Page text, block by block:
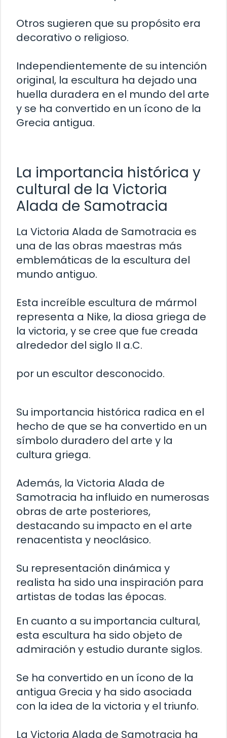
Otros sugieren que su propósito era
decorativo o religioso.
Independientemente de su intención
original, la escultura ha dejado una
huella duradera en el mundo del arte
y se ha convertido en un ícono de la
Grecia antigua.
La importancia histórica y
cultural de la Victoria
Alada de Samotracia
La Victoria Alada de Samotracia es
una de las obras maestras más
emblemáticas de la escultura del
mundo antiguo.
Esta increíble escultura de mármol
representa a Nike, la diosa griega de
la victoria, y se cree que fue creada
alrededor del siglo II a.C.
por un escultor desconocido.
Su importancia histórica radica en el
hecho de que se ha convertido en un
símbolo duradero del arte y la
cultura griega.
Además, la Victoria Alada de
Samotracia ha influido en numerosas
obras de arte posteriores,
destacando su impacto en el arte
renacentista y neoclásico.
Su representación dinámica y
realista ha sido una inspiración para
artistas de todas las épocas.
En cuanto a su importancia cultural,
esta escultura ha sido objeto de
admiración y estudio durante siglos.
Se ha convertido en un ícono de la
antigua Grecia y ha sido asociada
con la idea de la victoria y el triunfo.
La Victoria Alada de Samotracia ha